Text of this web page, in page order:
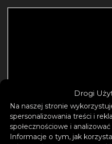
Drogi
Na naszej stronie
spersonalizowania treści i
społecznościowe i
Informacje o tym, jak